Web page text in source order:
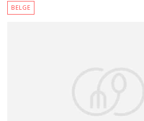
BELGE